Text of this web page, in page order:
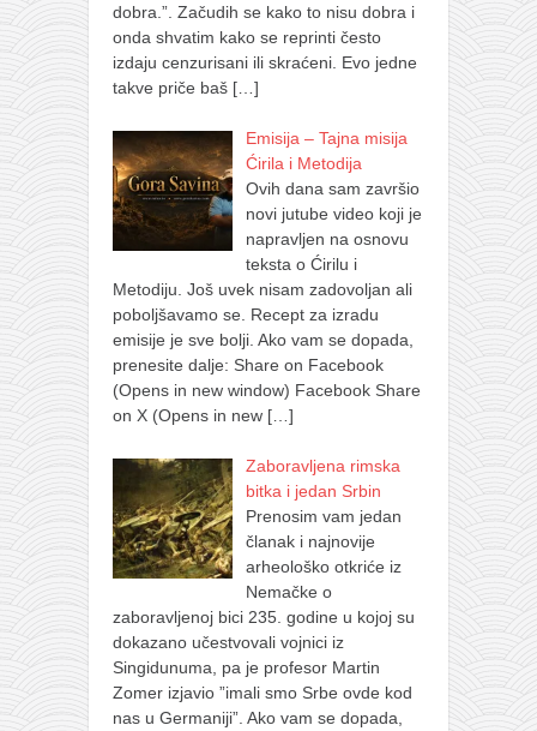
dobra.”. Začudih se kako to nisu dobra i
onda shvatim kako se reprinti često
izdaju cenzurisani ili skraćeni. Evo jedne
takve priče baš […]
Emisija – Tajna misija
Ćirila i Metodija
Ovih dana sam završio
novi jutube video koji je
napravljen na osnovu
teksta o Ćirilu i
Metodiju. Još uvek nisam zadovoljan ali
poboljšavamo se. Recept za izradu
emisije je sve bolji. Ako vam se dopada,
prenesite dalje: Share on Facebook
(Opens in new window) Facebook Share
on X (Opens in new […]
Zaboravljena rimska
bitka i jedan Srbin
Prenosim vam jedan
članak i najnovije
arheološko otkriće iz
Nemačke o
zaboravljenoj bici 235. godine u kojoj su
dokazano učestvovali vojnici iz
Singidunuma, pa je profesor Martin
Zomer izjavio ”imali smo Srbe ovde kod
nas u Germaniji”. Ako vam se dopada,